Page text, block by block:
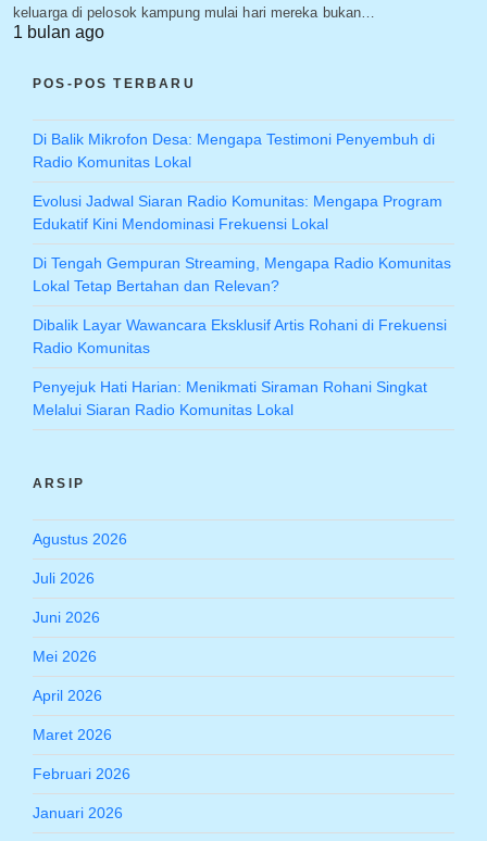
keluarga di pelosok kampung mulai hari mereka bukan…
1 bulan ago
POS-POS TERBARU
Di Balik Mikrofon Desa: Mengapa Testimoni Penyembuh di
Radio Komunitas Lokal
Evolusi Jadwal Siaran Radio Komunitas: Mengapa Program
Edukatif Kini Mendominasi Frekuensi Lokal
Di Tengah Gempuran Streaming, Mengapa Radio Komunitas
Lokal Tetap Bertahan dan Relevan?
Dibalik Layar Wawancara Eksklusif Artis Rohani di Frekuensi
Radio Komunitas
Penyejuk Hati Harian: Menikmati Siraman Rohani Singkat
Melalui Siaran Radio Komunitas Lokal
ARSIP
Agustus 2026
Juli 2026
Juni 2026
Mei 2026
April 2026
Maret 2026
Februari 2026
Januari 2026